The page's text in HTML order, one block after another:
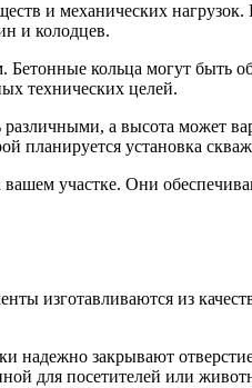
и механических нагрузок.
и колодцев.
Бетонные кольца могут быть
технических целей.
а высота может
планируется установка
участке. Они
изготавливаются из
надежно закрывают
для посетителей или